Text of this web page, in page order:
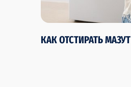
КАК ОТСТИРАТЬ МАЗУТ